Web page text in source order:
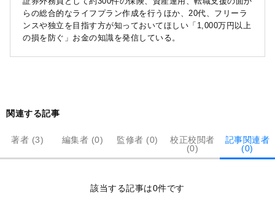
らの総合的なライフプラン作成を行うほか、20代、フリーラ
ンスや独立を目指す方が知っておいてほしい「1,000万円以上
の損を防ぐ」お金の知識を発信している。
関連する記事
著者 (3) 編集者 (0) 監修者 (0)
校正校閲者
(0)
記事関連者
(0)
該当する記事は0件です